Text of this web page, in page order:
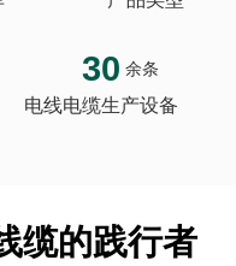
30 余条
电线电缆生产设备
缆的践行者